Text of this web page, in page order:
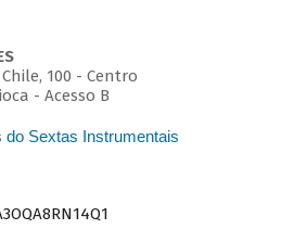
100 - Centro
- Acesso B
do Sextas Instrumentais